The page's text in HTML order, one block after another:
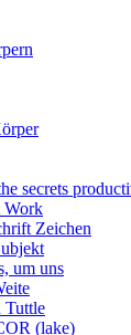
secrets
Work
Zeichen
um uns
Tuttle
(lake)